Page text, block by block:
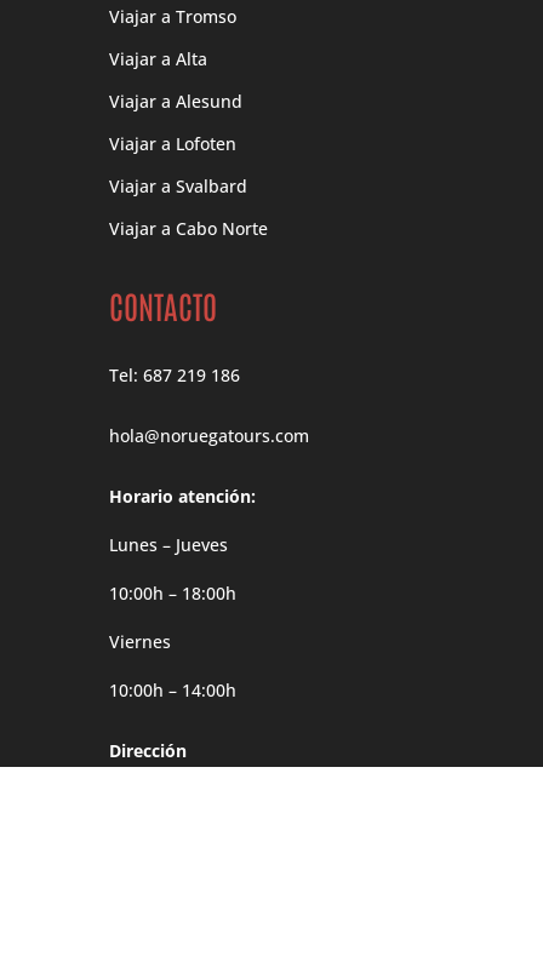
Viajar a Tromso
Viajar a Alta
Viajar a Alesund
Viajar a Lofoten
Viajar a Svalbard
Viajar a Cabo Norte
CONTACTO
Tel: 687 219 186
hola@noruegatours.com
Horario atención:
Lunes – Jueves
10:00h – 18:00h
Viernes
10:00h – 14:00h
Dirección